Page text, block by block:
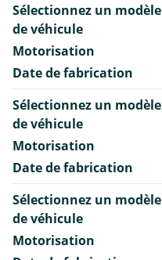
Sélectionnez un modèle
de véhicule
Motorisation
Date de fabrication
Sélectionnez un modèle
de véhicule
Motorisation
Date de fabrication
Sélectionnez un modèle
de véhicule
Motorisation